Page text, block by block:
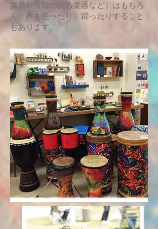
楽器や音階のある楽器など）はもちろ
ん、声を使ったり、踊ったりすること
もあります。